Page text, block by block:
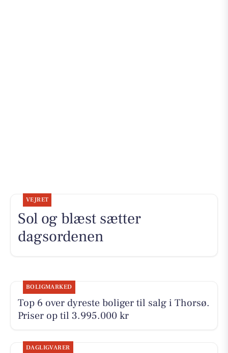
VEJRET
Sol og blæst sætter
dagsordenen
BOLIGMARKED
Top 6 over dyreste boliger til salg i Thorsø.
Priser op til 3.995.000 kr
DAGLIGVARER